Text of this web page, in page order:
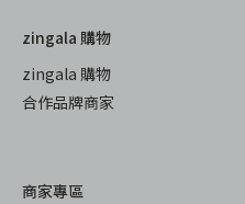
zingala 購物
zingala 購物
合作品牌商家
商家專區